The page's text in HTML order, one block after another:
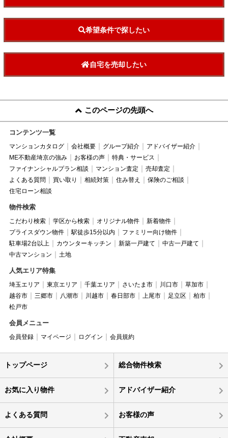
希望条件で探したい
自宅を売却したい
このページの先頭へ
コンテンツ一覧
マンションカタログ 会社概要 グループ紹介
アドバイザー紹介
ME不動産埼京の強み
お客様の声
特典・サービス
ファイナンシャルプラン相談
マンション査定
売却査定
よくある質問
買い取り 相続対策 住み替え
保険のご相談
住宅ローン相談
物件検索
こだわり検索 学区から検索 オリジナル物件
新着物件
プライスダウン物件
駅徒歩15分以内
ファミリー向け物件
駐車場2台以上
カウンターキッチン 新築一戸建て
中古一戸建て
中古マンション
土地
人気エリア特集
埼玉エリア 東京エリア 千葉エリア さいたま市 川口市
草加市
越谷市
三郷市 八潮市 川越市 春日部市 上尾市 足立区
柏市
松戸市
会員メニュー
会員登録 マイページ ログイン 会員規約
トップページ 総合物件検索
お気に入り物件 アドバイザー紹介
よくある質問 お客様の声